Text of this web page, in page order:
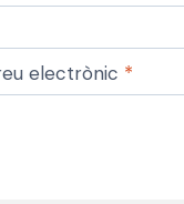
electrònic *